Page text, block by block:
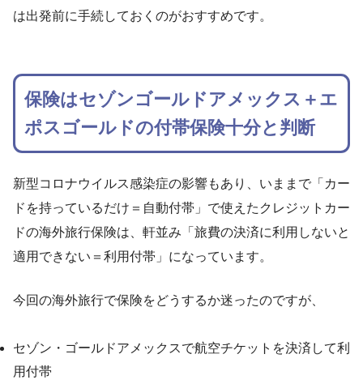
は出発前に手続しておくのがおすすめです。
保険はセゾンゴールドアメックス＋エ
ポスゴールドの付帯保険十分と判断
新型コロナウイルス感染症の影響もあり、いままで「カー
ドを持っているだけ＝自動付帯」で使えたクレジットカー
ドの海外旅行保険は、軒並み「旅費の決済に利用しないと
適用できない＝利用付帯」になっています。
今回の海外旅行で保険をどうするか迷ったのですが、
セゾン・ゴールドアメックスで航空チケットを決済して利
用付帯